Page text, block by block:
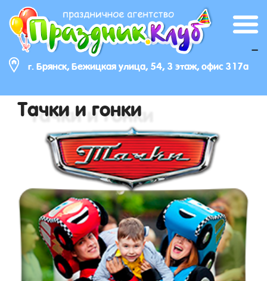
г. Брянск, Бежицкая улица, 54, 3 этаж, офис 317а
_
Тачки и гонки